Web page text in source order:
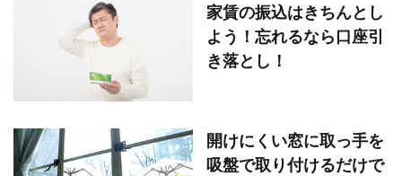
家賃の振込はきちんとし
よう！忘れるなら口座引
き落とし！
開けにくい窓に取っ手を
吸盤で取り付けるだけで